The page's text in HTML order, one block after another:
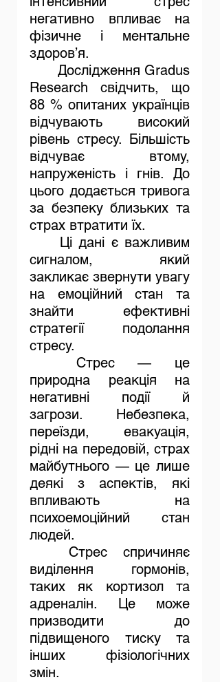
негативно впливає на
фізичне і ментальне
здоров’я.
Research свідчить, що
88 % опитаних українців
відчувають високий
рівень стресу. Більшість
відчуває втому,
напруженість і гнів. До
цього додається тривога
за безпеку близьких та
страх втратити їх.
сигналом, який
закликає звернути увагу
на емоційний стан та
знайти ефективні
стратегії подолання
стресу.
Стрес — це
природна реакція на
негативні події й
загрози. Небезпека,
переїзди, евакуація,
рідні на передовій, страх
майбутнього — це лише
деякі з аспектів, які
впливають на
психоемоційний стан
людей.
Стрес спричиняє
виділення гормонів,
таких як кортизол та
адреналін. Це може
призводити до
підвищеного тиску та
інших фізіологічних
змін.